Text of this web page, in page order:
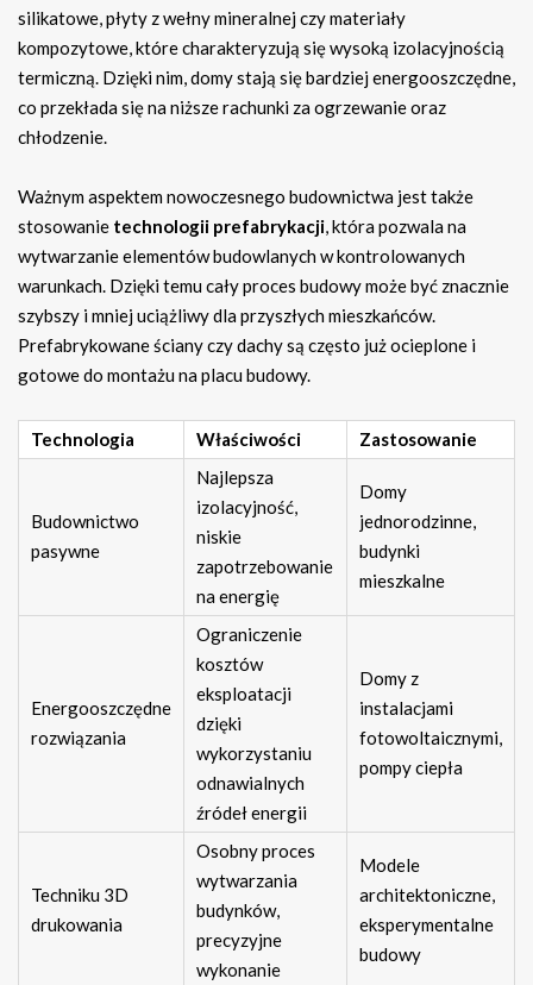
silikatowe, płyty z wełny mineralnej czy materiały
kompozytowe, które charakteryzują się wysoką izolacyjnością
termiczną. Dzięki nim, domy stają się bardziej energooszczędne,
co przekłada się na niższe rachunki za ogrzewanie oraz
chłodzenie.
Ważnym aspektem nowoczesnego budownictwa jest także
stosowanie technologii prefabrykacji , która pozwala na
wytwarzanie elementów budowlanych w kontrolowanych
warunkach. Dzięki temu cały proces budowy może być znacznie
szybszy i mniej uciążliwy dla przyszłych mieszkańców.
Prefabrykowane ściany czy dachy są często już ocieplone i
gotowe do montażu na placu budowy.
Technologia Właściwości Zastosowanie
Budownictwo
pasywne
Najlepsza
izolacyjność,
niskie
zapotrzebowanie
na energię
Domy
jednorodzinne,
budynki
mieszkalne
Energooszczędne
rozwiązania
Ograniczenie
kosztów
eksploatacji
dzięki
wykorzystaniu
odnawialnych
źródeł energii
Domy z
instalacjami
fotowoltaicznymi,
pompy ciepła
Techniku 3D
drukowania
Osobny proces
wytwarzania
budynków,
precyzyjne
wykonanie
Modele
architektoniczne,
eksperymentalne
budowy